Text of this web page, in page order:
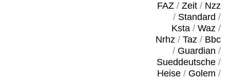
FAZ/ Zeit/ Nzz
/ Standard /
Ksta/ Waz/
Nrhz/ Taz/ Bbc
/ Guardian /
Sueddeutsche/
Heise/ Golem /